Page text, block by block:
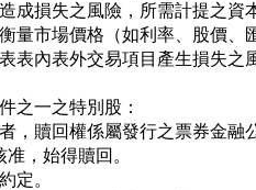
成損失之風險，所需計提之資
量市場價格（如利率、股價、
表內表外交易項目產生損失之
之一之特別股：
，贖回權係屬發行之票券金融
准，始得贖回。
定。